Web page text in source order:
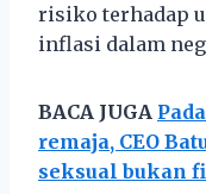
risiko terhadap
inflasi dalam
BACA JUGA
remaja, CEO
seksual bukan